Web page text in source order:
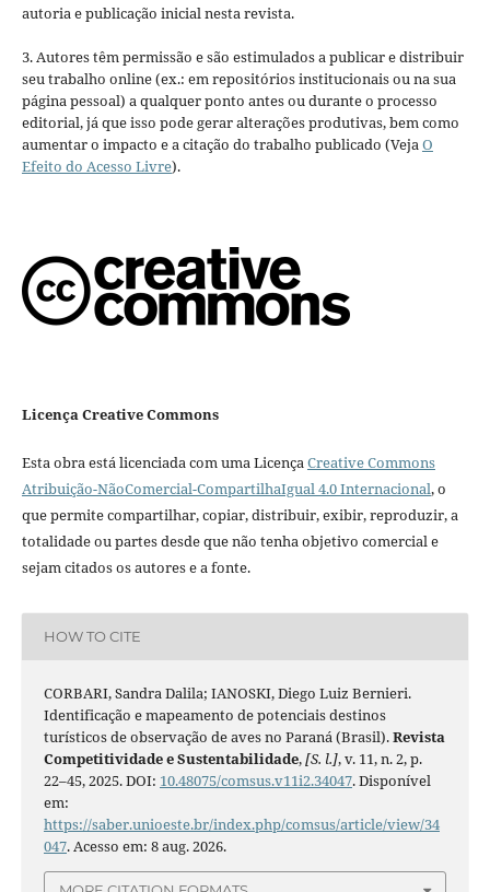
autoria e publicação inicial nesta revista.
3. Autores têm permissão e são estimulados a publicar e distribuir
seu trabalho online (ex.: em repositórios institucionais ou na sua
página pessoal) a qualquer ponto antes ou durante o processo
editorial, já que isso pode gerar alterações produtivas, bem como
aumentar o impacto e a citação do trabalho publicado (VejaO
Efeito do Acesso Livre).
Licença Creative Commons
Esta obra está licenciada com uma LicençaCreative Commons
Atribuição-NãoComercial-CompartilhaIgual 4.0 Internacional, o
que permite compartilhar, copiar, distribuir, exibir, reproduzir, a
totalidade ou partes desde que não tenha objetivo comercial e
sejam citados os autores e a fonte.
HOW TO CITE
CORBARI, Sandra Dalila; IANOSKI, Diego Luiz Bernieri.
Identificação e mapeamento de potenciais destinos
turísticos de observação de aves no Paraná (Brasil).Revista
Competitividade e Sustentabilidade,[S. l.], v. 11, n. 2, p.
22–45, 2025. DOI: 10.48075/comsus.v11i2.34047. Disponível
em:
https://saber.unioeste.br/index.php/comsus/article/view/34
047. Acesso em: 8 aug. 2026.